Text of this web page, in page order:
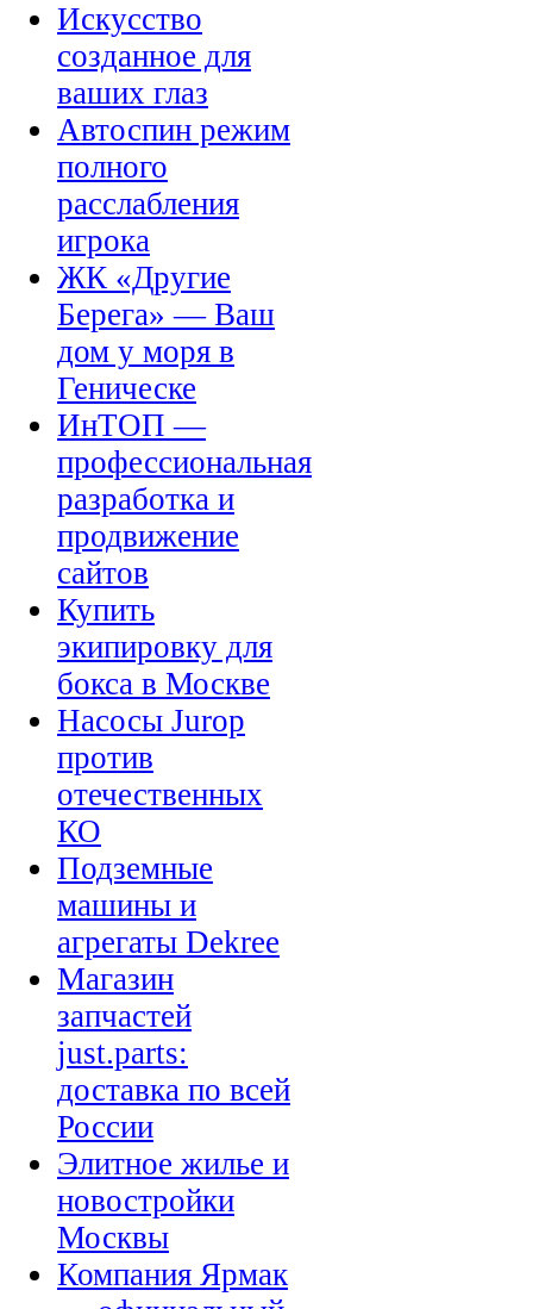
Искусство
созданное для
ваших глаз
Автоспин режим
полного
расслабления
игрока
ЖК «Другие
Берега» — Ваш
дом у моря в
Геническе
ИнТОП —
профессиональная
разработка и
продвижение
сайтов
Купить
экипировку для
бокса в Москве
Насосы Jurop
против
отечественных
КО
Подземные
машины и
агрегаты Dekree
Магазин
запчастей
just.parts:
доставка по всей
России
Элитное жилье и
новостройки
Москвы
Компания Ярмак